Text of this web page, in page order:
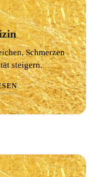
Schmerzen
steigern.